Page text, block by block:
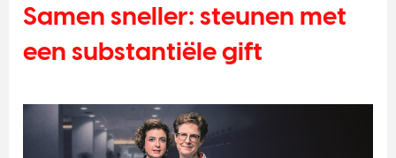
Samen sneller: steunen met
een substantiële gift